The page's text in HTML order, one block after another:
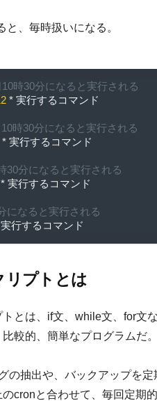
と、毎時扱いになる。
時30分になると実行される
* 実行するコマンド
時30分になると実行される
* 実行するコマンド
30分になると実行される
* 実行するコマンド
になると実行される
実行するコマンド
リプトとは
トとは、if文、while文、for文
較的、簡単なプログラムだ。
の抽出や、バックアップを
cronと合わせて、毎回定期